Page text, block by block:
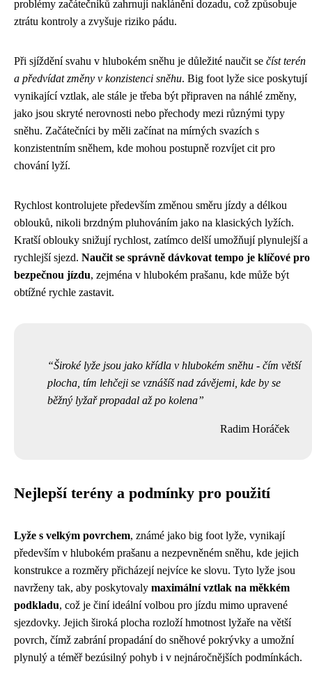
problémy začátečníků zahrnují naklánění dozadu, což způsobuje
ztrátu kontroly a zvyšuje riziko pádu.
Při sjíždění svahu v hlubokém sněhu je důležité naučit se číst terén
a předvídat změny v konzistenci sněhu. Big foot lyže sice poskytují
vynikající vztlak, ale stále je třeba být připraven na náhlé změny,
jako jsou skryté nerovnosti nebo přechody mezi různými typy
sněhu. Začátečníci by měli začínat na mírných svazích s
konzistentním sněhem, kde mohou postupně rozvíjet cit pro
chování lyží.
Rychlost kontrolujete především změnou směru jízdy a délkou
oblouků, nikoli brzdným pluhováním jako na klasických lyžích.
Kratší oblouky snižují rychlost, zatímco delší umožňují plynulejší a
rychlejší sjezd. Naučit se správně dávkovat tempo je klíčové pro
bezpečnou jízdu, zejména v hlubokém prašanu, kde může být
obtížné rychle zastavit.
Široké lyže jsou jako křídla v hlubokém sněhu - čím větší
plocha, tím lehčeji se vznášíš nad závějemi, kde by se
běžný lyžař propadal až po kolena
Radim Horáček
Nejlepší terény a podmínky pro použití
Lyže s velkým povrchem, známé jako big foot lyže, vynikají
především v hlubokém prašanu a nezpevněném sněhu, kde jejich
konstrukce a rozměry přicházejí nejvíce ke slovu. Tyto lyže jsou
navrženy tak, aby poskytovaly maximální vztlak na měkkém
podkladu, což je činí ideální volbou pro jízdu mimo upravené
sjezdovky. Jejich široká plocha rozloží hmotnost lyžaře na větší
povrch, čímž zabrání propadání do sněhové pokrývky a umožní
plynulý a téměř bezúsilný pohyb i v nejnáročnějších podmínkách.